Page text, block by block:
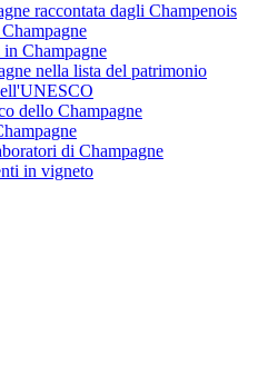
raccontata dagli Champenois
Champagne
nella lista del patrimonio
dello Champagne
di Champagne
in vigneto